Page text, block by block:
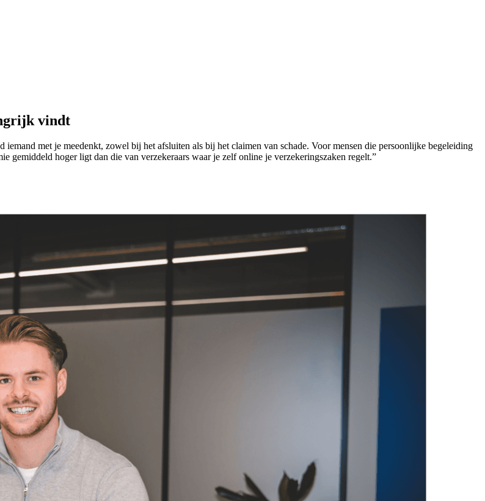
vindt
met je meedenkt, zowel bij het afsluiten als bij het claimen van schade. Voor mensen die persoonlijke begeleiding
gemiddeld hoger ligt dan die van verzekeraars waar je zelf online je verzekeringszaken regelt.”